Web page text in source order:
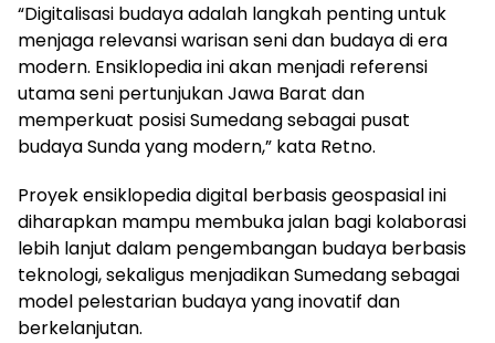
“Digitalisasi budaya adalah langkah penting untuk
menjaga relevansi warisan seni dan budaya di era
modern. Ensiklopedia ini akan menjadi referensi
utama seni pertunjukan Jawa Barat dan
memperkuat posisi Sumedang sebagai pusat
budaya Sunda yang modern,” kata Retno.
Proyek ensiklopedia digital berbasis geospasial ini
diharapkan mampu membuka jalan bagi kolaborasi
lebih lanjut dalam pengembangan budaya berbasis
teknologi, sekaligus menjadikan Sumedang sebagai
model pelestarian budaya yang inovatif dan
berkelanjutan.